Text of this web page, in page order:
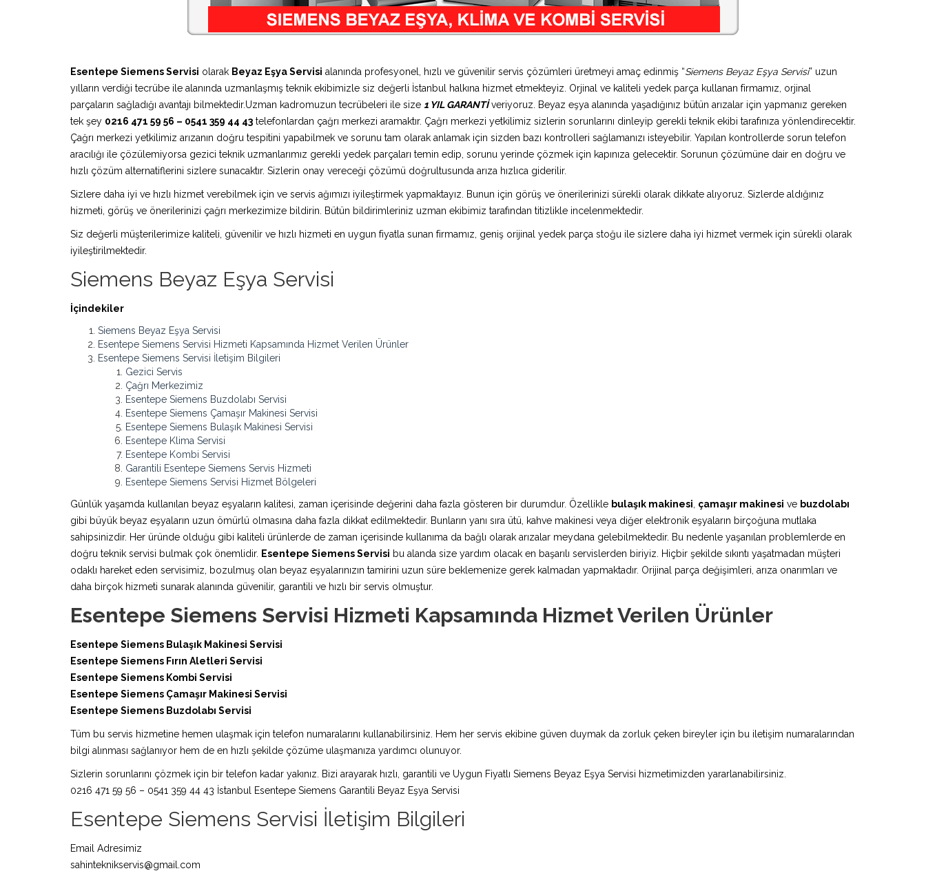
Esentepe Siemens Servisi olarak Beyaz Eşya Servisi alanında profesyonel, hızlı ve güvenilir servis çözümleri üretmeyi amaç edinmiş “Siemens Beyaz Eşya Servisi” uzun
yılların verdiği tecrübe ile alanında uzmanlaşmış teknik ekibimizle siz değerli İstanbul halkına hizmet etmekteyiz. Orjinal ve kaliteli yedek parça kullanan firmamız, orjinal
parçaların sağladığı avantajı bilmektedir.Uzman kadromuzun tecrübeleri ile size 1 YIL GARANTİveriyoruz. Beyaz eşya alanında yaşadığınız bütün arızalar için yapmanız gereken
tek şey 0216 471 59 56 – 0541 359 44 43 telefonlardan çağrı merkezi aramaktır. Çağrı merkezi yetkilimiz sizlerin sorunlarını dinleyip gerekli teknik ekibi tarafınıza yönlendirecektir.
Çağrı merkezi yetkilimiz arızanın doğru tespitini yapabilmek ve sorunu tam olarak anlamak için sizden bazı kontrolleri sağlamanızı isteyebilir. Yapılan kontrollerde sorun telefon
aracılığı ile çözülemiyorsa gezici teknik uzmanlarımız gerekli yedek parçaları temin edip, sorunu yerinde çözmek için kapınıza gelecektir. Sorunun çözümüne dair en doğru ve
hızlı çözüm alternatiflerini sizlere sunacaktır. Sizlerin onay vereceği çözümü doğrultusunda arıza hızlıca giderilir.
Sizlere daha iyi ve hızlı hizmet verebilmek için ve servis ağımızı iyileştirmek yapmaktayız. Bunun için görüş ve önerilerinizi sürekli olarak dikkate alıyoruz. Sizlerde aldığınız
hizmeti, görüş ve önerilerinizi çağrı merkezimize bildirin. Bütün bildirimleriniz uzman ekibimiz tarafından titizlikle incelenmektedir.
Siz değerli müşterilerimize kaliteli, güvenilir ve hızlı hizmeti en uygun fiyatla sunan firmamız, geniş orijinal yedek parça stoğu ile sizlere daha iyi hizmet vermek için sürekli olarak
iyileştirilmektedir.
Siemens Beyaz Eşya Servisi
İçindekiler
Siemens Beyaz Eşya Servisi
Esentepe Siemens Servisi Hizmeti Kapsamında Hizmet Verilen Ürünler
Esentepe Siemens Servisi İletişim Bilgileri
Gezici Servis
Çağrı Merkezimiz
Esentepe Siemens Buzdolabı Servisi
Esentepe Siemens Çamaşır Makinesi Servisi
Esentepe Siemens Bulaşık Makinesi Servisi
Esentepe Klima Servisi
Esentepe Kombi Servisi
Garantili Esentepe Siemens Servis Hizmeti
Esentepe Siemens Servisi Hizmet Bölgeleri
Günlük yaşamda kullanılan beyaz eşyaların kalitesi, zaman içerisinde değerini daha fazla gösteren bir durumdur. Özellikle bulaşık makinesi çamaşır makinesi ve buzdolabı
gibi büyük beyaz eşyaların uzun ömürlü olmasına daha fazla dikkat edilmektedir. Bunların yanı sıra ütü, kahve makinesi veya diğer elektronik eşyaların birçoğuna mutlaka
sahipsinizdir. Her üründe olduğu gibi kaliteli ürünlerde de zaman içerisinde kullanıma da bağlı olarak arızalar meydana gelebilmektedir. Bu nedenle yaşanılan problemlerde en
doğru teknik servisi bulmak çok önemlidir. Esentepe Siemens Servisi bu alanda size yardım olacak en başarılı servislerden biriyiz. Hiçbir şekilde sıkıntı yaşatmadan müşteri
odaklı hareket eden servisimiz, bozulmuş olan beyaz eşyalarınızın tamirini uzun süre beklemenize gerek kalmadan yapmaktadır. Orijinal parça değişimleri, arıza onarımları ve
daha birçok hizmeti sunarak alanında güvenilir, garantili ve hızlı bir servis olmuştur.
Esentepe Siemens Servisi Hizmeti Kapsamında Hizmet Verilen Ürünler
Esentepe Siemens Bulaşık Makinesi Servisi
Esentepe Siemens Fırın Aletleri Servisi
Esentepe Siemens Kombi Servisi
Esentepe Siemens Çamaşır Makinesi Servisi
Esentepe Siemens Buzdolabı Servisi
Tüm bu servis hizmetine hemen ulaşmak için telefon numaralarını kullanabilirsiniz. Hem her servis ekibine güven duymak da zorluk çeken bireyler için bu iletişim numaralarından
bilgi alınması sağlanıyor hem de en hızlı şekilde çözüme ulaşmanıza yardımcı olunuyor.
Sizlerin sorunlarını çözmek için bir telefon kadar yakınız. Bizi arayarak hızlı, garantili ve Uygun Fiyatlı Siemens Beyaz Eşya Servisi hizmetimizden yararlanabilirsiniz.
0216 471 59 56 – 0541 359 44 43 İstanbul Esentepe Siemens Garantili Beyaz Eşya Servisi
Esentepe Siemens Servisi İletişim Bilgileri
Email Adresimiz
sahinteknikservis@gmail.com